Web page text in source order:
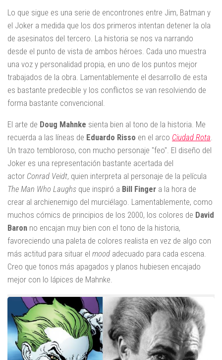
Lo que sigue es una serie de encontrones entre Jim, Batman y
el Joker a medida que los dos primeros intentan detener la ola
de asesinatos del tercero. La historia se nos va narrando
desde el punto de vista de ambos héroes. Cada uno muestra
una voz y personalidad propia, en uno de los puntos mejor
trabajados de la obra. Lamentablemente el desarrollo de esta
es bastante predecible y los conflictos se van resolviendo de
forma bastante convencional.
El arte de Doug Mahnke sienta bien al tono de la historia. Me
recuerda a las líneas de Eduardo Risso en el arco Ciudad Rota
Un trazo tembloroso, con mucho personaje "feo". El diseño del
Joker es una representación bastante acertada del
actor Conrad Veidt, quien interpreta al personaje de la película
The Man Who Laughs que inspiró a Bill Finger a la hora de
crear al archienemigo del murciélago. Lamentablemente, como
muchos cómics de principios de los 2000, los colores de David
Baron no encajan muy bien con el tono de la historia,
favoreciendo una paleta de colores realista en vez de algo con
más actitud para situar el mood adecuado para cada escena.
Creo que tonos más apagados y planos hubiesen encajado
mejor con lo lápices de Mahnke.